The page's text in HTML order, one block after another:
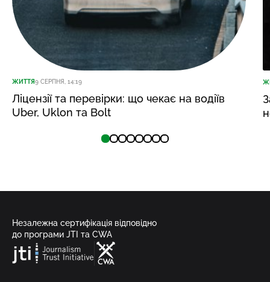
ЖИТТЯ9 СЕРПНЯ, 14:19
Ліцензії та перевірки: що чекає на водіїв
Uber, Uklon та Bolt
Незалежна сертифікація відповідно
до програми JTI та CWA